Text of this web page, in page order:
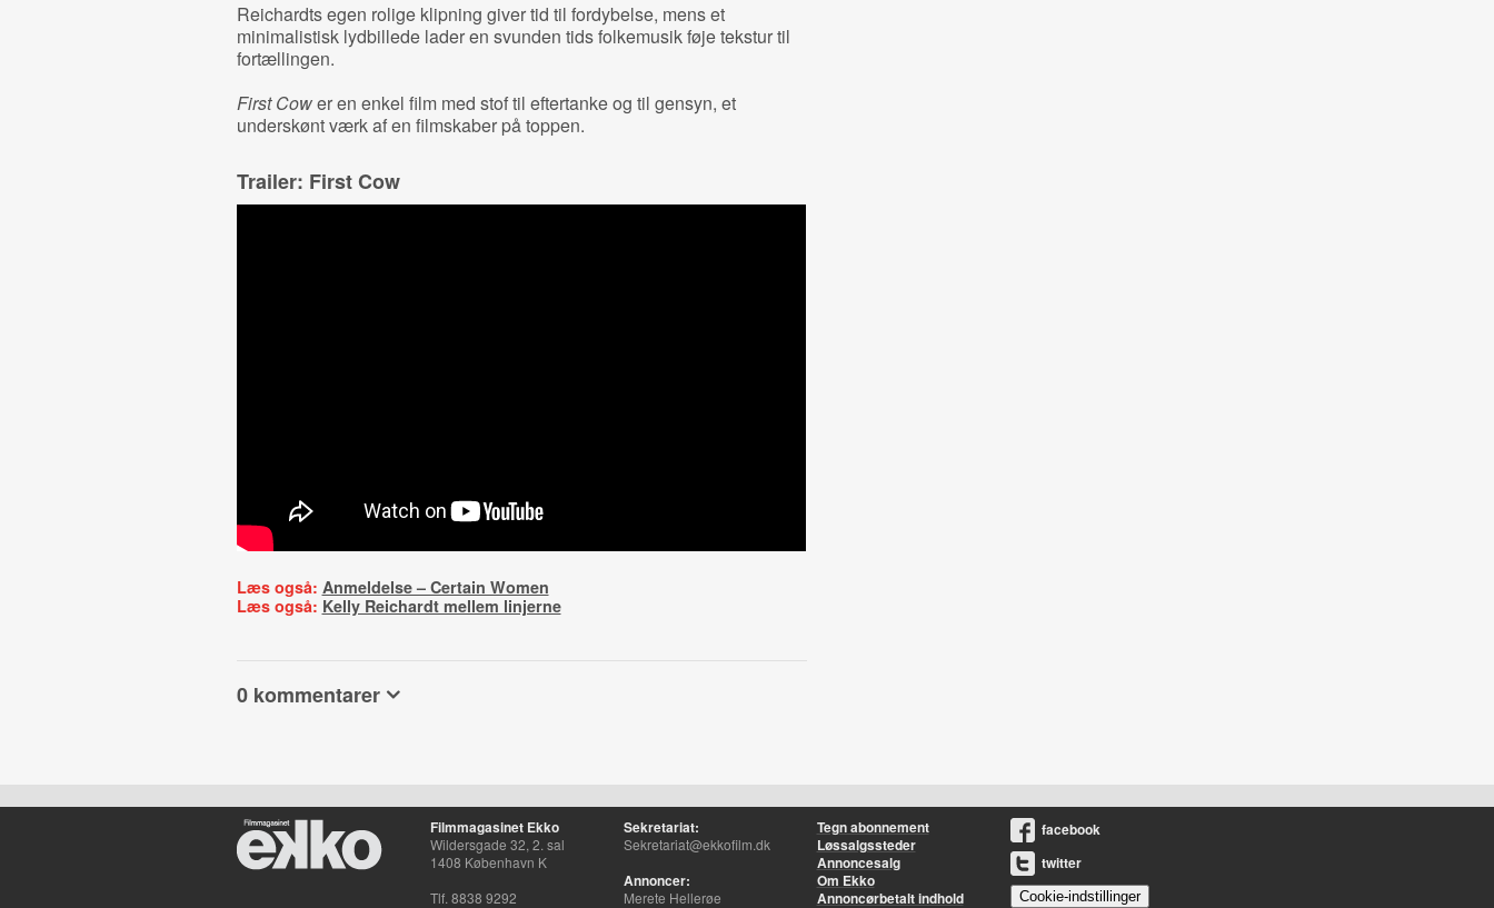
Reichardts egen rolige klipning giver tid til fordybelse, mens et
minimalistisk lydbillede lader en svunden tids folkemusik føje tekstur til
fortællingen.
First Cower en enkel film med stof til eftertanke og til gensyn, et
underskønt værk af en filmskaber på toppen.
Trailer: First Cow
Læs også: Anmeldelse – Certain Women
Læs også: Kelly Reichardt mellem linjerne
0 kommentarer
Filmmagasinet Ekko
Wildersgade 32, 2. sal
1408 København K
Tlf. 8838 9292
Sekretariat:
Sekretariat@ekkofilm.dk
Annoncer:
Merete Hellerøe
Tegn abonnement
Løssalgssteder
Annoncesalg
Om Ekko
Annoncørbetalt indhold
facebook
twitter
Cookie-indstillinger